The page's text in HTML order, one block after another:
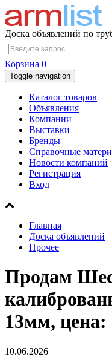
Доска объявлений по
Корзина 0
Toggle navigation
Каталог товаров
Объявления
Компании
Выставки
Бренды
Справочные
Новости компаний
Регистрация
Вход
Главная
Доска объявлений
Прочее
Продам
13мм, цена:
10.06.2026